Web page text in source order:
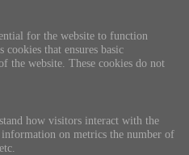
for the website to function
that ensures basic
the website. These cookies do not
how visitors interact with the
on metrics the number of